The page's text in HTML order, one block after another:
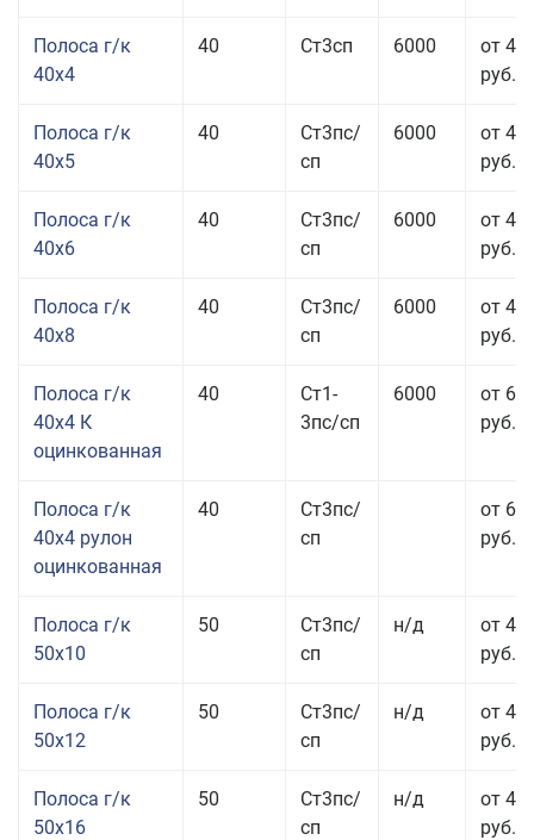
Полоса г/к
40x4
40 Ст3сп 6000
от 42
руб.
Полоса г/к
40x5
40
Ст3пс/
сп
6000
от 43
руб.
Полоса г/к
40x6
40
Ст3пс/
сп
6000
от 43
руб.
Полоса г/к
40x8
40
Ст3пс/
сп
6000
от 43
руб.
Полоса г/к
40x4 К
оцинкованная
40
Ст1-
3пс/сп
6000
от 68
руб.
Полоса г/к
40x4 рулон
оцинкованная
40
Ст3пс/
сп
от 69
руб.
Полоса г/к
50x10
50
Ст3пс/
сп
н/д
от 44
руб.
Полоса г/к
50x12
50
Ст3пс/
сп
н/д
от 43
руб.
Полоса г/к
50x16
50
Ст3пс/
сп
н/д
от 49
руб.